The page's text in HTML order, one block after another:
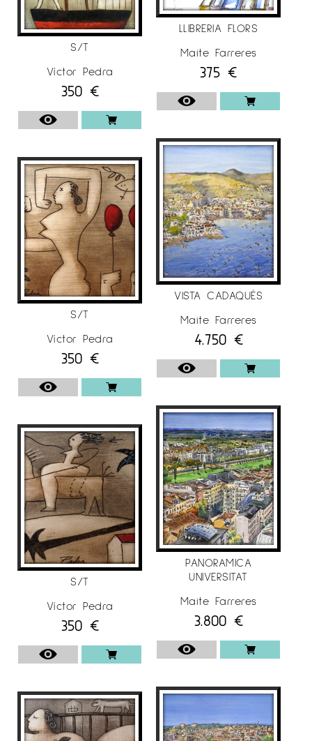
S/T
Víctor Pedra
350 €
S/T
Víctor Pedra
350 €
S/T
Víctor Pedra
350 €
LLIBRERIA FLORS
Maite Farreres
375 €
VISTA CADAQUÉS
Maite Farreres
4.750 €
PANORAMICA
UNIVERSITAT
Maite Farreres
3.800 €